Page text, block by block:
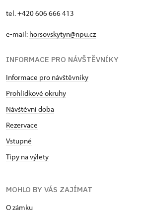
tel. +420 606 666 413
e-mail: horsovskytyn@npu.cz
INFORMACE PRO NÁVŠTĚVNÍKY
Informace pro návštěvníky
Prohlídkové okruhy
Návštěvní doba
Rezervace
Vstupné
Tipy na výlety
MOHLO BY VÁS ZAJÍMAT
O zámku